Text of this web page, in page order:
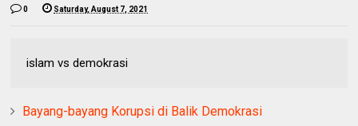
0 Saturday, August 7, 2021
islam vs demokrasi
Bayang-bayang Korupsi di Balik Demokrasi